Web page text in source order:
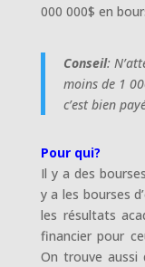
000 000$ en
Conseil:
moins de 1
c’est bien
Pour qui?
Il y a des
y a les bourses
les résultats
financier pour
On trouve aussi